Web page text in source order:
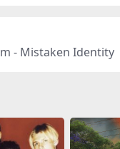
- Mistaken Identity